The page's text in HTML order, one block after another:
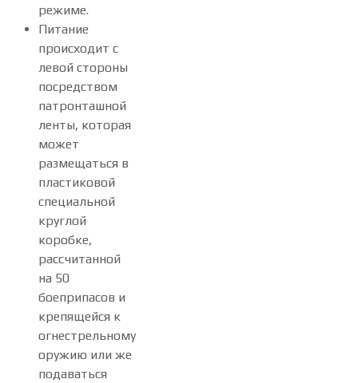
режиме.
Питание
происходит с
левой стороны
посредством
патронташной
ленты, которая
может
размещаться в
пластиковой
специальной
круглой
коробке,
рассчитанной
на 50
боеприпасов и
крепящейся к
огнестрельному
оружию или же
подаваться